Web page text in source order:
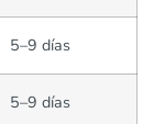
5–9 días
5–9 días